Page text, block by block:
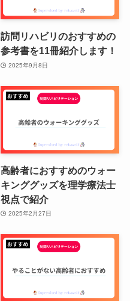
訪問リハビリのおすすめの
参考書を11冊紹介します！
2025年9月8日
高齢者におすすめのウォー
キンググッズを理学療法士
視点で紹介
2025年2月27日